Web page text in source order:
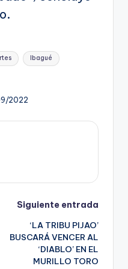
Ibagué
2022
Siguiente entrada
‘LA TRIBU PIJAO’
BUSCARÁ VENCER AL
‘DIABLO’ EN EL
MURILLO TORO